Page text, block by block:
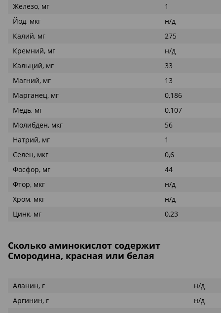
Железо, мг
1
Йод, мкг
н/д
Калий, мг
275
Кремний, мг
н/д
Кальций, мг
33
Магний, мг
13
Марганец, мг
0,186
Медь, мг
0,107
Молибден, мкг
56
Натрий, мг
1
Селен, мкг
0,6
Фосфор, мг
44
Фтор, мкг
н/д
Хром, мкг
н/д
Цинк, мг
0,23
Сколько аминокислот содержит
Смородина, красная или белая
Аланин, г
н/д
Аргинин, г
н/д